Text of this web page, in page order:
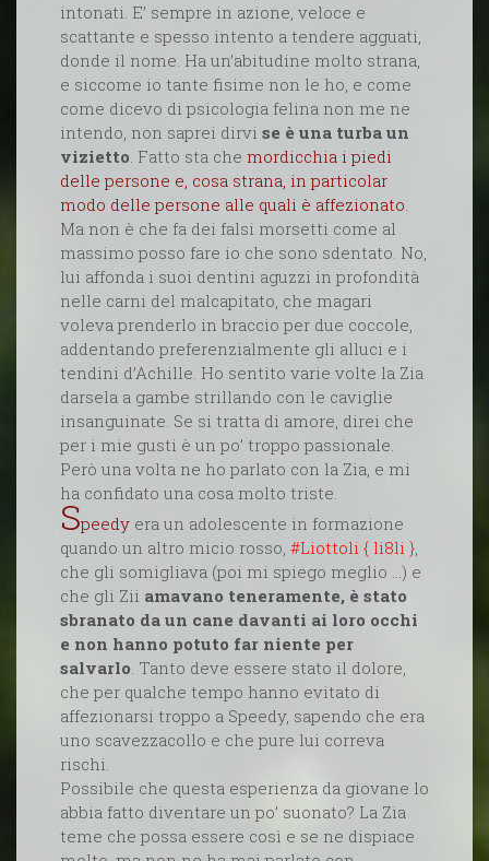
intonati. E’ sempre in azione, veloce e
scattante e spesso intento a tendere agguati,
donde il nome. Ha un’abitudine molto strana,
e siccome io tante fisime non le ho, e come
come dicevo di psicologia felina non me ne
intendo, non saprei dirvi se è una turba un
vizietto. Fatto sta che mordicchia i piedi
delle persone e, cosa strana, in particolar
modo delle persone alle quali è affezionato.
Ma non è che fa dei falsi morsetti come al
massimo posso fare io che sono sdentato. No,
lui affonda i suoi dentini aguzzi in profondità
nelle carni del malcapitato, che magari
voleva prenderlo in braccio per due coccole,
addentando preferenzialmente gli alluci e i
tendini d’Achille. Ho sentito varie volte la Zia
darsela a gambe strillando con le caviglie
insanguinate. Se si tratta di amore, direi che
per i mie gusti è un po’ troppo passionale.
Però una volta ne ho parlato con la Zia, e mi
ha confidato una cosa molto triste.
Speedy era un adolescente in formazione
quando un altro micio rosso, #Liottoli { li8li },
che gli somigliava (poi mi spiego meglio ...) e
che gli Zii amavano teneramente, è stato
sbranato da un cane davanti ai loro occhi
e non hanno potuto far niente per
salvarlo. Tanto deve essere stato il dolore,
che per qualche tempo hanno evitato di
affezionarsi troppo a Speedy, sapendo che era
uno scavezzacollo e che pure lui correva
rischi.
Possibile che questa esperienza da giovane lo
abbia fatto diventare un po’ suonato? La Zia
teme che possa essere così e se ne dispiace